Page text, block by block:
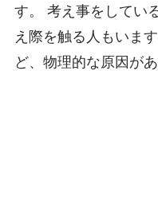
す。 考え事をしてい
え際を触る人もいま
ど、物理的な原因が